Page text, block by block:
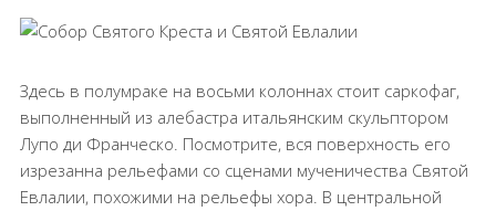
Здесь в полумраке на восьми колоннах стоит саркофаг,
выполненный из алебастра итальянским скульптором
Лупо ди Франческо. Посмотрите, вся поверхность его
изрезанна рельефами со сценами мученичества Святой
Евлалии, похожими на рельефы хора. В центральной